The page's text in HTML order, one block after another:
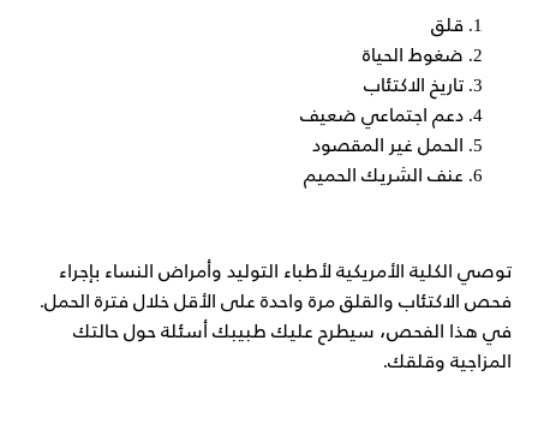
قلق
ضغوط الحياة
تاريخ الاكتئاب
دعم اجتماعي ضعيف
الحمل غير المقصود
عنف الشريك الحميم
توصي الكلية الأمريكية لأطباء التوليد وأمراض النساء بإجراء
فحص الاكتئاب والقلق مرة واحدة على الأقل خلال فترة الحمل.
في هذا الفحص، سيطرح عليك طبيبك أسئلة حول حالتك
المزاجية وقلقك.